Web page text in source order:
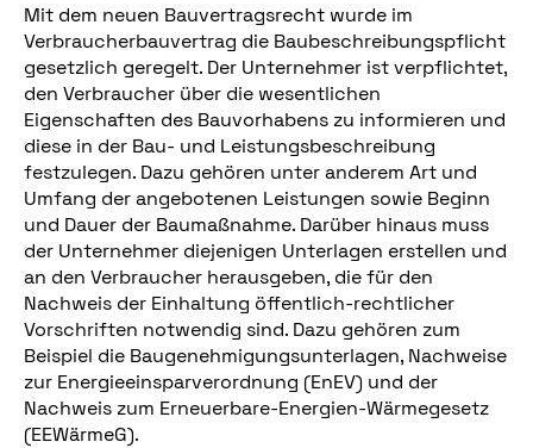
Mit dem neuen Bauvertragsrecht wurde im
Verbraucherbauvertrag die Baubeschreibungspflicht
gesetzlich geregelt. Der Unternehmer ist verpflichtet,
den Verbraucher über die wesentlichen
Eigenschaften des Bauvorhabens zu informieren und
diese in der Bau- und Leistungsbeschreibung
festzulegen. Dazu gehören unter anderem Art und
Umfang der angebotenen Leistungen sowie Beginn
und Dauer der Baumaßnahme. Darüber hinaus muss
der Unternehmer diejenigen Unterlagen erstellen und
an den Verbraucher herausgeben, die für den
Nachweis der Einhaltung öffentlich-rechtlicher
Vorschriften notwendig sind. Dazu gehören zum
Beispiel die Baugenehmigungsunterlagen, Nachweise
zur Energieeinsparverordnung (EnEV) und der
Nachweis zum Erneuerbare-Energien-Wärmegesetz
(EEWärmeG).